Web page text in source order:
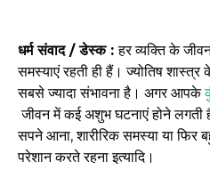
धर्म संवाद / डेस्क :हर व्यक्ति के
समस्याएं रहती ही हैं। ज्योतिष
सबसे ज्यादा संभावना है। अगर आपके
जीवन में कई अशुभ घटनाएं होने
सपने आना, शारीरिक समस्या या
परेशान करते रहना इत्यादि।